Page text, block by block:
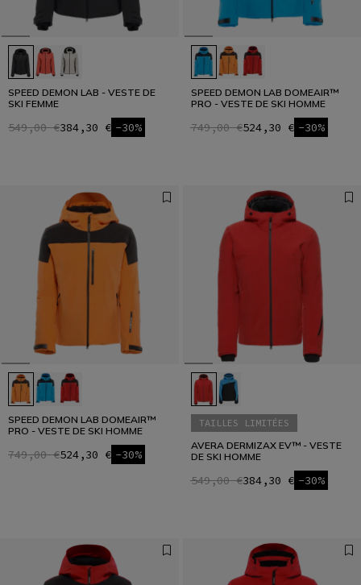
SPEED DEMON LAB - VESTE DE
SKI FEMME
549,00 €384,30 € -30%
SPEED DEMON LAB DOMEAIR™
PRO - VESTE DE SKI HOMME
749,00 €524,30 € -30%
SPEED DEMON LAB DOMEAIR™
PRO - VESTE DE SKI HOMME
749,00 €524,30 € -30%
TAILLES LIMITÉES
AVERA DERMIZAX EV™ - VESTE
DE SKI HOMME
549,00 €384,30 € -30%